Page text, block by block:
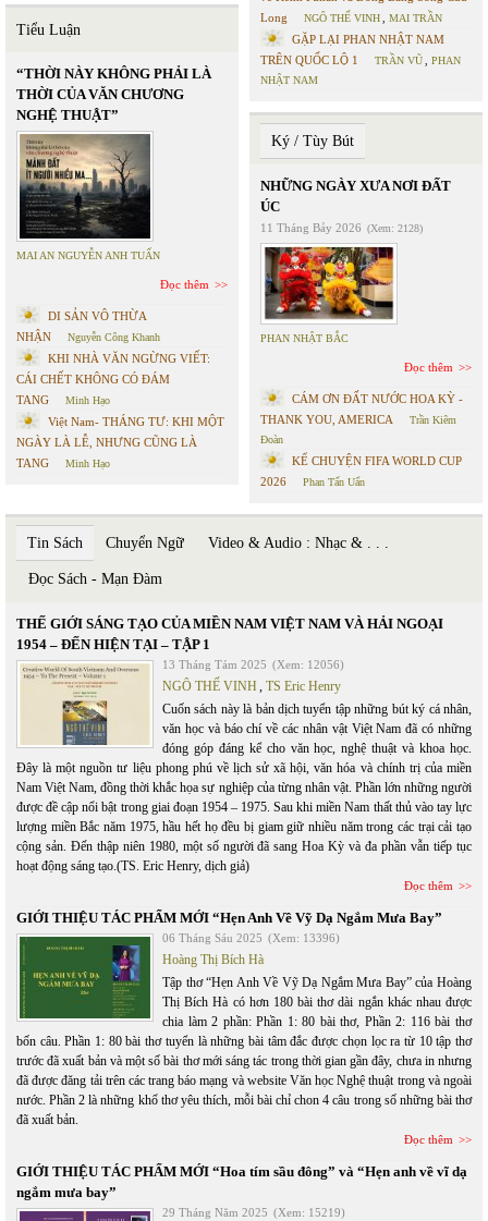
Tiểu Luận
“THỜI NÀY KHÔNG PHẢI LÀ
THỜI CỦA VĂN CHƯƠNG
NGHỆ THUẬT”
MAI AN NGUYỄN ANH TUẤN
Đọc thêm
DI SẢN VÔ THỪA
NHẬN
Nguyễn Công Khanh
KHI NHÀ VĂN NGỪNG VIẾT:
CÁI CHẾT KHÔNG CÓ ĐÁM
TANG
Minh Hạo
Việt Nam- THÁNG TƯ: KHI MỘT
NGÀY LÀ LỄ, NHƯNG CŨNG LÀ
TANG
Minh Hạo
Long
NGÔ THẾ VINH, MAI TRẦN
GẶP LẠI PHAN NHẬT NAM
TRÊN QUỐC LỘ 1
TRẦN VŨ, PHAN
NHẬT NAM
Ký / Tùy Bút
NHỮNG NGÀY XƯA NƠI ĐẤT
ÚC
11 Tháng Bảy 2026 (Xem: 2128)
PHAN NHẬT BẮC
Đọc thêm
CÁM ƠN ĐẤT NƯỚC HOA KỲ -
THANK YOU, AMERICA
Trần Kiêm
Đoàn
KỂ CHUYỆN FIFA WORLD CUP
2026
Phan Tấn Uẩn
Tin Sách Chuyển Ngữ Video & Audio : Nhạc & . . .
Đọc Sách - Mạn Đàm
THẾ GIỚI SÁNG TẠO CỦA MIỀN NAM VIỆT NAM VÀ HẢI NGOẠI
1954 – ĐẾN HIỆN TẠI – TẬP 1
13 Tháng Tám 2025 (Xem: 12056)
NGÔ THẾ VINH, TS Eric Henry
Cuốn sách này là bản dịch tuyển tập những bút ký cá nhân,
văn học và báo chí về các nhân vật Việt Nam đã có những
đóng góp đáng kể cho văn học, nghệ thuật và khoa học.
Đây là một nguồn tư liệu phong phú về lịch sử xã hội, văn hóa và chính trị của miền
Nam Việt Nam, đồng thời khắc họa sự nghiệp của từng nhân vật. Phần lớn những người
được đề cập nổi bật trong giai đoạn 1954 – 1975. Sau khi miền Nam thất thủ vào tay lực
lượng miền Bắc năm 1975, hầu hết họ đều bị giam giữ nhiều năm trong các trại cải tạo
cộng sản. Đến thập niên 1980, một số người đã sang Hoa Kỳ và đa phần vẫn tiếp tục
hoạt động sáng tạo.(TS. Eric Henry, dịch giả)
Đọc thêm
GIỚI THIỆU TÁC PHẨM MỚI “Hẹn Anh Về Vỹ Dạ Ngắm Mưa Bay”
06 Tháng Sáu 2025 (Xem: 13396)
Hoàng Thị Bích Hà
Tập thơ “Hẹn Anh Về Vỹ Dạ Ngắm Mưa Bay” của Hoàng
Thị Bích Hà có hơn 180 bài thơ dài ngắn khác nhau được
chia làm 2 phần: Phần 1: 80 bài thơ, Phần 2: 116 bài thơ
bốn câu. Phần 1: 80 bài thơ tuyển là những bài tâm đắc được chọn lọc ra từ 10 tập thơ
trước đã xuất bản và một số bài thơ mới sáng tác trong thời gian gần đây, chưa in nhưng
đã được đăng tải trên các trang báo mạng và website Văn học Nghệ thuật trong và ngoài
nước. Phần 2 là những khổ thơ yêu thích, mỗi bài chỉ chon 4 câu trong số những bài thơ
đã xuất bản.
Đọc thêm
GIỚI THIỆU TÁC PHẨM MỚI “Hoa tím sầu đông” và “Hẹn anh về vĩ dạ
ngắm mưa bay”
29 Tháng Năm 2025 (Xem: 15219)